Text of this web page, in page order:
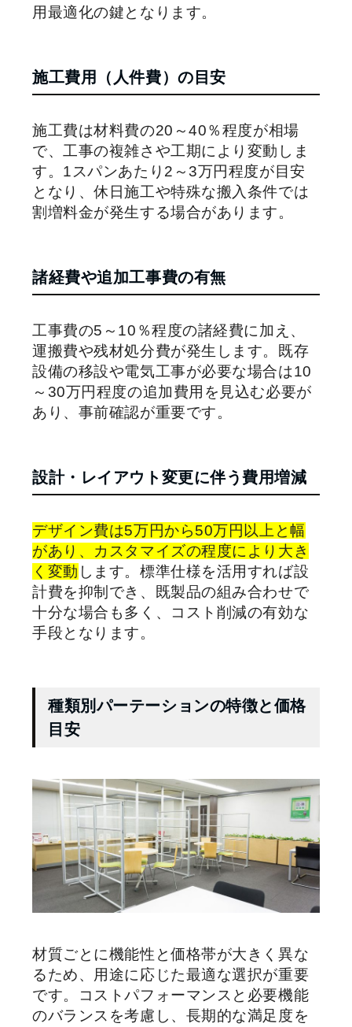
用最適化の鍵となります。
施工費用（人件費）の目安
施工費は材料費の20～40％程度が相場
で、工事の複雑さや工期により変動しま
す。1スパンあたり2～3万円程度が目安
となり、休日施工や特殊な搬入条件では
割増料金が発生する場合があります。
諸経費や追加工事費の有無
工事費の5～10％程度の諸経費に加え、
運搬費や残材処分費が発生します。既存
設備の移設や電気工事が必要な場合は10
～30万円程度の追加費用を見込む必要が
あり、事前確認が重要です。
設計・レイアウト変更に伴う費用増減
デザイン費は5万円から50万円以上と幅
があり、カスタマイズの程度により大き
く変動 します。標準仕様を活用すれば設
計費を抑制でき、既製品の組み合わせで
十分な場合も多く、コスト削減の有効な
手段となります。
種類別パーテーションの特徴と価格
目安
材質ごとに機能性と価格帯が大きく異な
るため、用途に応じた最適な選択が重要
です。コストパフォーマンスと必要機能
のバランスを考慮し、長期的な満足度を